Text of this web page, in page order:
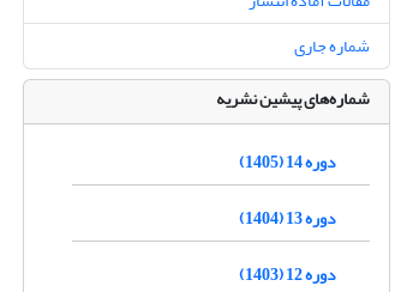
شماره جاری
شماره‌های پیشین نشریه
دوره 14 (1405)
دوره 13 (1404)
دوره 12 (1403)